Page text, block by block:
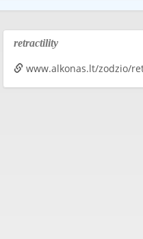
retractility
www.alkonas.lt/zodzio/